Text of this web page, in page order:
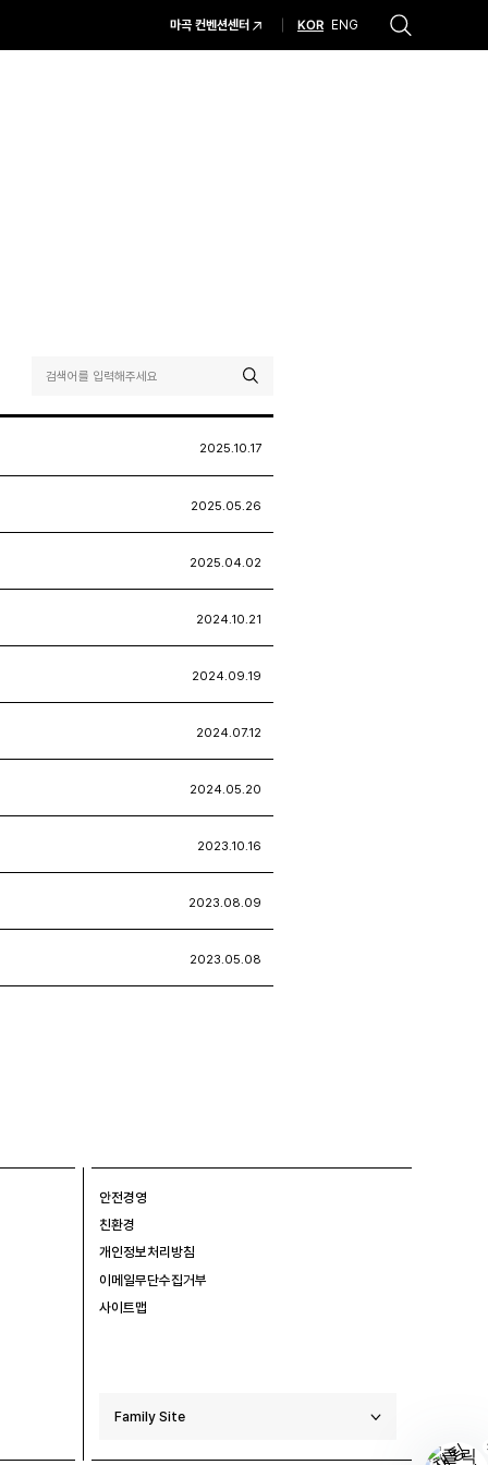
마곡 컨벤션센터 KOR ENG
2025.10.17
2025.05.26
2025.04.02
2024.10.21
2024.09.19
2024.07.12
2024.05.20
2023.10.16
2023.08.09
2023.05.08
안전경영
친환경
개인정보처리방침
이메일무단수집거부
사이트맵
Family Site